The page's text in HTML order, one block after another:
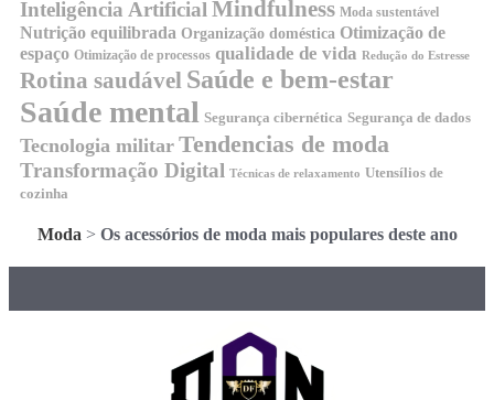
Inteligência Artificial Mindfulness Moda sustentável
Nutrição equilibrada Organização doméstica Otimização de
espaço Otimização de processos qualidade de vida Redução do Estresse
Rotina saudável Saúde e bem-estar
Saúde mental Segurança cibernética Segurança de dados
Tecnologia militar Tendencias de moda
Transformação Digital Técnicas de relaxamento Utensílios de
cozinha
Moda > Os acessórios de moda mais populares deste ano